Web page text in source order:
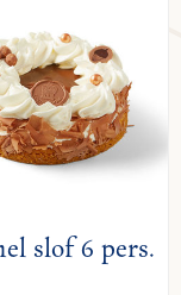
slof 6 pers.